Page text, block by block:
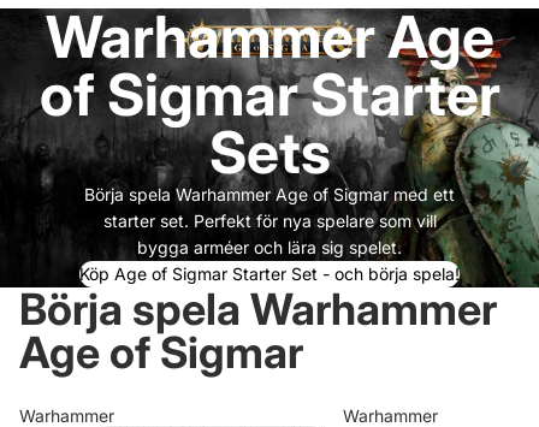
Warhammer Age
of Sigmar Starter
Sets
Börja spela Warhammer Age of Sigmar med ett
starter set. Perfekt för nya spelare som vill
bygga arméer och lära sig spelet.
Köp Age of Sigmar Starter Set - och börja spela!
Börja spela Warhammer
Age of Sigmar
Warhammer
Warhammer